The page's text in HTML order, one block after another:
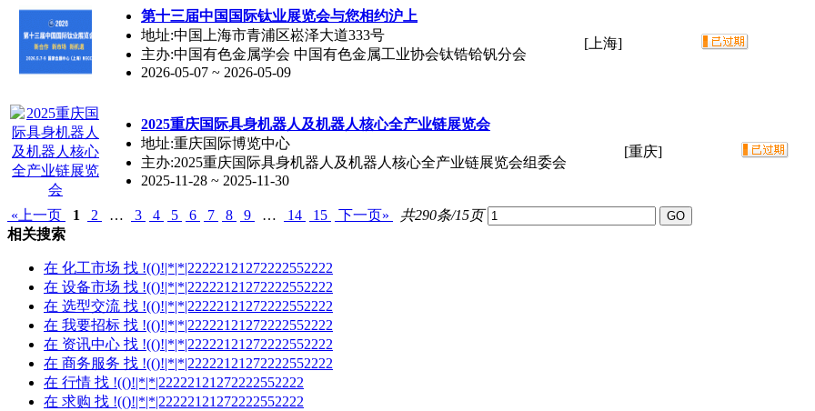
第十三届中国国际钛业展览会与您相约沪上
地址:中国上海市青浦区崧泽大道333号
主办:中国有色金属学会 中国有色金属工业协会钛锆铪钒分会
2026-05-07 ~ 2026-05-09
[上海]
2025重庆国际具身机器人及机器人核心全产业链展览会
地址:重庆国际博览中心
主办:2025重庆国际具身机器人及机器人核心全产业链展览会组委会
2025-11-28 ~ 2025-11-30
[重庆]
«上一页 1 2 … 3 4 5 6 7 8 9 … 14 15 下一页»
共290条/15页
相关搜索
在 化工市场 找 !(()!|*|*|22222121272222552222
在 设备市场 找 !(()!|*|*|22222121272222552222
在 选型交流 找 !(()!|*|*|22222121272222552222
在 我要招标 找 !(()!|*|*|22222121272222552222
在 资讯中心 找 !(()!|*|*|22222121272222552222
在 商务服务 找 !(()!|*|*|22222121272222552222
在 行情 找 !(()!|*|*|22222121272222552222
在 求购 找 !(()!|*|*|22222121272222552222